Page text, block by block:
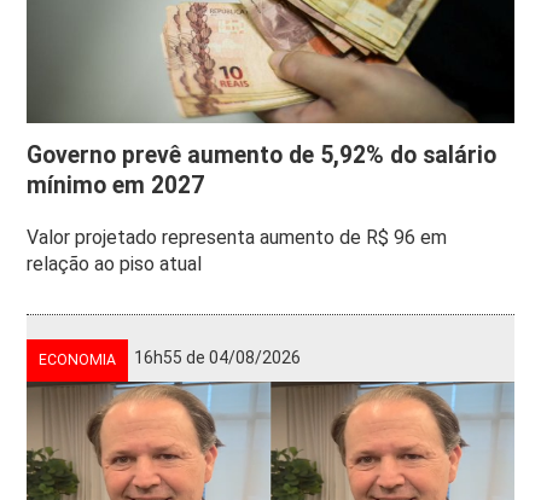
Governo prevê aumento de 5,92% do salário
mínimo em 2027
Valor projetado representa aumento de R$ 96 em
relação ao piso atual
ECONOMIA 16h55 de 04/08/2026